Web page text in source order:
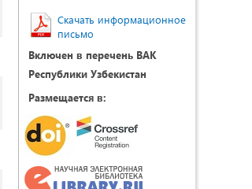
Скачать информационное
письмо
Включен в перечень ВАК
Республики Узбекистан
Размещается в: